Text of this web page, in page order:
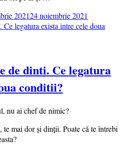
202124 noiembrie 2021
de dinti. Ce legatura
conditii?
nu ai chef de nimic?
te mai dor și dinții. Poate că te întrebi